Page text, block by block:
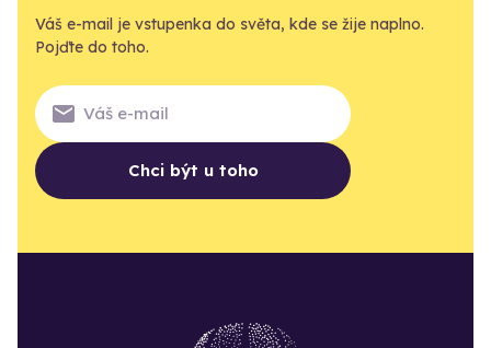
Váš e-mail je vstupenka do světa, kde se žije naplno.
Pojďte do toho.
Chci být u toho